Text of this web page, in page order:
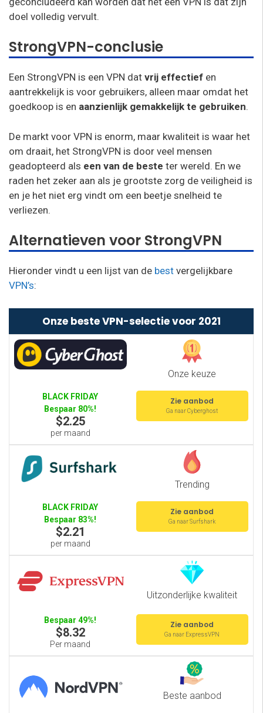
doel volledig vervult.
StrongVPN-conclusie
Een StrongVPN is een VPN dat vrij effectief en
aantrekkelijk is voor gebruikers, alleen maar omdat het
goedkoop is en aanzienlijk gemakkelijk te gebruiken.
De markt voor VPN is enorm, maar kwaliteit is waar het
om draait, het StrongVPN is door veel mensen
geadopteerd als een van de beste ter wereld. En we
raden het zeker aan als je grootste zorg de veiligheid is
en je het niet erg vindt om een beetje snelheid te
verliezen.
Alternatieven voor StrongVPN
Hieronder vindt u een lijst van de best vergelijkbare
VPN’s:
Onze beste VPN-selectie voor 2021
Onze keuze
BLACK FRIDAY
Bespaar 80%!
$2.25
per maand
Zie aanbod
Ga naar Cyberghost
Trending
BLACK FRIDAY
Bespaar 83%!
$2.21
per maand
Zie aanbod
Ga naar Surfshark
Uitzonderlijke kwaliteit
Bespaar 49%!
$8.32
Per maand
Zie aanbod
Ga naar ExpressVPN
Beste aanbod